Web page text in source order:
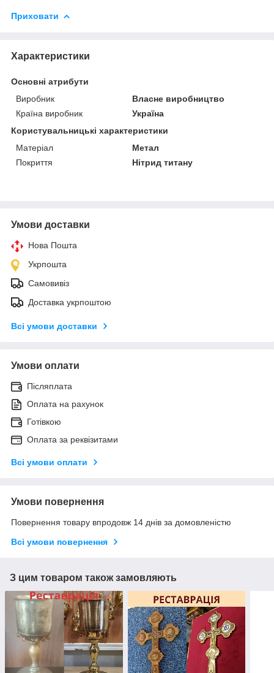
Приховати
Характеристики
Основні атрибути
Виробник
Власне виробництво
Країна виробник
Україна
Користувальницькі характеристики
Матеріал
Метал
Покриття
Нітрид титану
Умови доставки
Нова Пошта
Укрпошта
Самовивіз
Доставка укрпоштою
Всі умови доставки
Умови оплати
Післяплата
Оплата на рахунок
Готівкою
Оплата за реквізитами
Всі умови оплати
Умови повернення
Повернення товару впродовж 14 днів за домовленістю
Всі умови повернення
З цим товаром також замовляють